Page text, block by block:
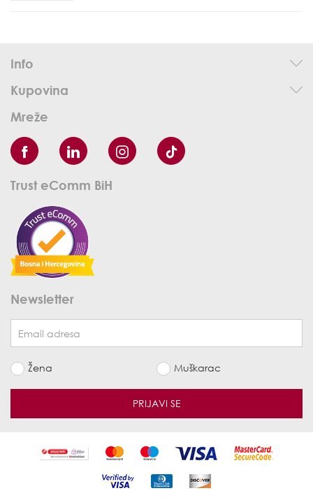
Info
Kupovina
Mreže
Trust eComm BiH
Newsletter
Žena Muškarac
PRIJAVI SE